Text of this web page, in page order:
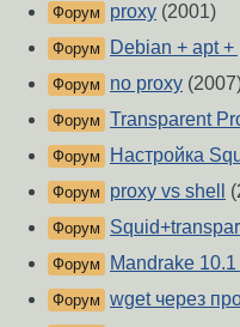
Форум proxy (2001)
Форум Debian + apt +
Форум no proxy
Форум Transparent
Форум Настройка
Форум proxy vs shell
Форум
Форум Mandrake
Форум wget через